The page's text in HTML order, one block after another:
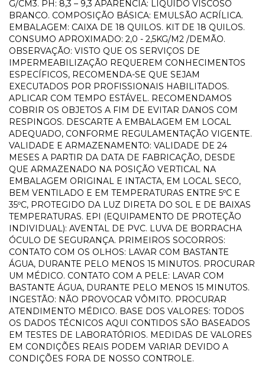
G/CM3. PH: 8,3 – 9,3 APARÊNCIA: LÍQUIDO VISCOSO
BRANCO. COMPOSIÇÃO BÁSICA: EMULSÃO ACRÍLICA.
EMBALAGEM: CAIXA DE 18 QUILOS. KIT DE 18 QUILOS.
CONSUMO APROXIMADO: 2,0 - 2,5KG/M2 /DEMÃO.
OBSERVAÇÃO: VISTO QUE OS SERVIÇOS DE
IMPERMEABILIZAÇÃO REQUEREM CONHECIMENTOS
ESPECÍFICOS, RECOMENDA-SE QUE SEJAM
EXECUTADOS POR PROFISSIONAIS HABILITADOS.
APLICAR COM TEMPO ESTÁVEL. RECOMENDAMOS
COBRIR OS OBJETOS A FIM DE EVITAR DANOS COM
RESPINGOS. DESCARTE A EMBALAGEM EM LOCAL
ADEQUADO, CONFORME REGULAMENTAÇÃO VIGENTE.
VALIDADE E ARMAZENAMENTO: VALIDADE DE 24
MESES A PARTIR DA DATA DE FABRICAÇÃO, DESDE
QUE ARMAZENADO NA POSIÇÃO VERTICAL NA
EMBALAGEM ORIGINAL E INTACTA, EM LOCAL SECO,
BEM VENTILADO E EM TEMPERATURAS ENTRE 5ºC E
35ºC, PROTEGIDO DA LUZ DIRETA DO SOL E DE BAIXAS
TEMPERATURAS. EPI (EQUIPAMENTO DE PROTEÇÃO
INDIVIDUAL): AVENTAL DE PVC. LUVA DE BORRACHA
ÓCULO DE SEGURANÇA. PRIMEIROS SOCORROS:
CONTATO COM OS OLHOS: LAVAR COM BASTANTE
ÁGUA, DURANTE PELO MENOS 15 MINUTOS. PROCURAR
UM MÉDICO. CONTATO COM A PELE: LAVAR COM
BASTANTE ÁGUA, DURANTE PELO MENOS 15 MINUTOS.
INGESTÃO: NÃO PROVOCAR VÔMITO. PROCURAR
ATENDIMENTO MÉDICO. BASE DOS VALORES: TODOS
OS DADOS TÉCNICOS AQUI CONTIDOS SÃO BASEADOS
EM TESTES DE LABORATÓRIOS. MEDIDAS DE VALORES
EM CONDIÇÕES REAIS PODEM VARIAR DEVIDO A
CONDIÇÕES FORA DE NOSSO CONTROLE.